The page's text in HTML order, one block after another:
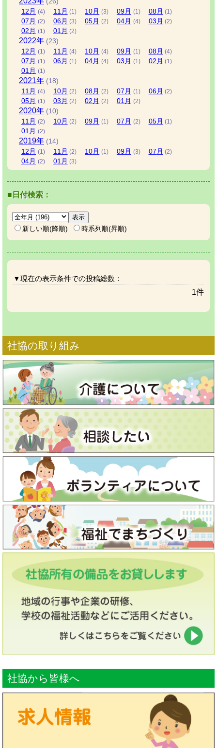
12月 (4) 11月 (1) 10月 (3) 09月 (1) 08月 (1)
07月 (2) 06月 (3) 05月 (2) 04月 (4) 03月 (2)
02月 (1) 01月 (2)
2022年 (23)
12月 (1) 11月 (4) 10月 (4) 09月 (1) 08月 (4)
07月 (1) 06月 (1) 04月 (4) 03月 (1) 02月 (1)
01月 (1)
2021年 (18)
11月 (4) 10月 (2) 08月 (2) 07月 (1) 06月 (2)
05月 (1) 03月 (2) 02月 (2) 01月 (2)
2020年 (10)
11月 (2) 10月 (2) 09月 (1) 07月 (2) 05月 (1)
01月 (2)
2019年 (14)
12月 (1) 11月 (2) 10月 (1) 09月 (3) 07月 (2)
04月 (2) 01月 (3)
■日付検索：
新しい順(降順) 時系列順(昇順)
▼現在の表示条件での投稿総数：
1件
社協の取り組み
社協から皆様へ